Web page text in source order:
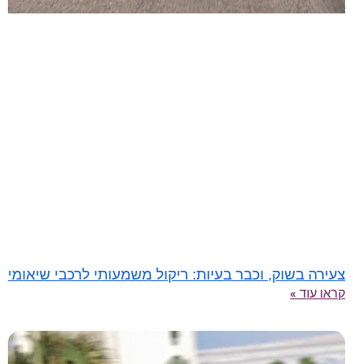
צעירה בשוק, וכבר בעיות: ריקול משמעותי לרכבי שיאומי
קראו עוד »